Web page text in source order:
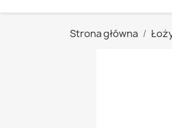
Strona główna